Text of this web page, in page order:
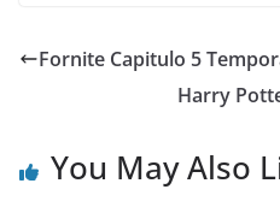
Fornite Capitulo 5
Harry
You May Also